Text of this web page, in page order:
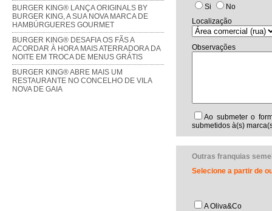
BURGER KING® LANÇA ORIGINALS BY
BURGER KING, A SUA NOVA MARCA DE
HAMBÚRGUERES GOURMET
BURGER KING® DESAFIA OS FÃS A
ACORDAR À HORA MAIS ATERRADORA DA
NOITE EM TROCA DE MENUS GRÁTIS
BURGER KING® ABRE MAIS UM
RESTAURANTE NO CONCELHO DE VILA
NOVA DE GAIA
Si
No
Localização
Observações
Ao submeter o
submetidos à(s)
Outras franquias
Selecione a partir de
A Oliva&Co